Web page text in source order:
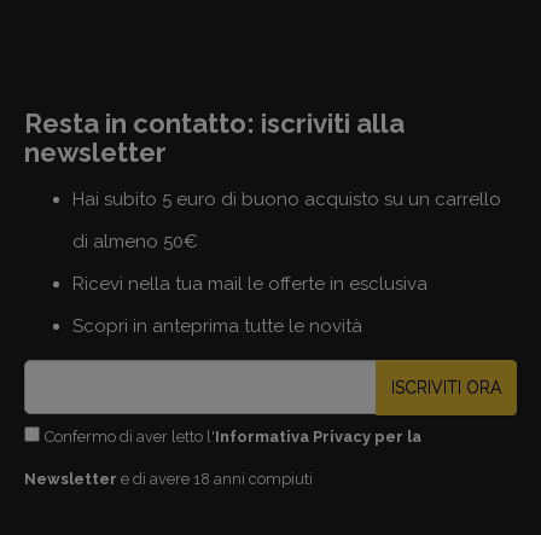
Resta in contatto: iscriviti alla
newsletter
Hai subito 5 euro di buono acquisto su un carrello
di almeno 50€
Ricevi nella tua mail le offerte in esclusiva
Scopri in anteprima tutte le novità
ISCRIVITI ORA
Confermo di aver letto l'Informativa Privacy per la
Newsletter e di avere 18 anni compiuti